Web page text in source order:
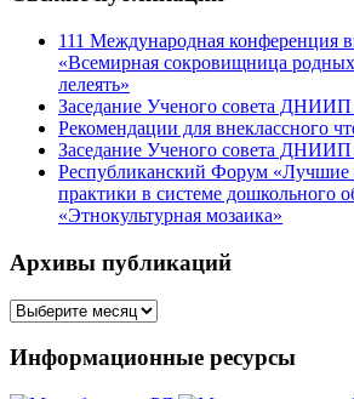
111 Международная конференция
«Всемирная сокровищница родных
лелеять»
Заседание Ученого совета
Рекомендации для внеклассного
Заседание Ученого совета
Республиканский Форум «Лучшие
практики в системе дошкольного
«Этнокультурная мозаика»
Архивы публикаций
Архивы
Информационные ресурсы